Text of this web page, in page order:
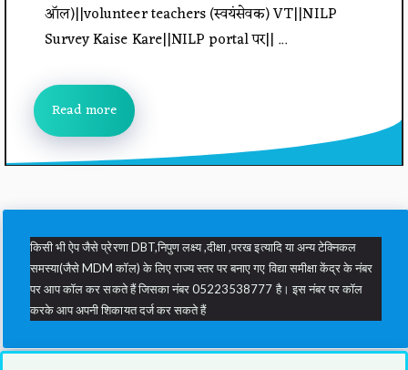
ऑल)||volunteer teachers (स्वयंसेवक) VT||NILP
Survey Kaise Kare||NILP portal पर|| ...
Read more
किसी भी ऐप जैसे प्रेरणा DBT,निपुण लक्ष्य ,दीक्षा ,परख इत्यादि या अन्य टेक्निकल
समस्या(जैसे MDM कॉल) के लिए राज्य स्तर पर बनाए गए विद्या समीक्षा केंद्र के नंबर
पर आप कॉल कर सकते हैं जिसका नंबर 05223538777 है। इस नंबर पर कॉल
करके आप अपनी शिकायत दर्ज कर सकते हैं